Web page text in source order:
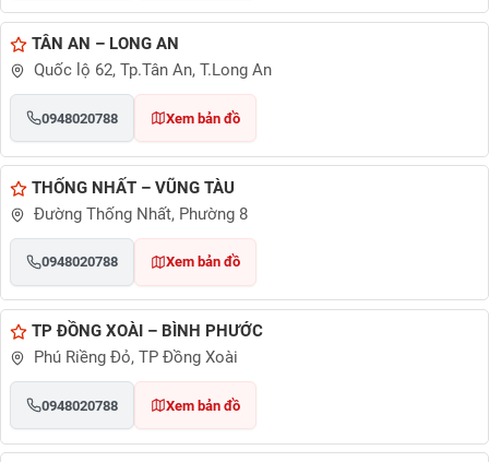
TÂN AN – LONG AN
Quốc lộ 62, Tp.Tân An, T.Long An
0948020788 Xem bản đồ
THỐNG NHẤT – VŨNG TÀU
Đường Thống Nhất, Phường 8
0948020788 Xem bản đồ
TP ĐỒNG XOÀI – BÌNH PHƯỚC
Phú Riềng Đỏ, TP Đồng Xoài
0948020788 Xem bản đồ